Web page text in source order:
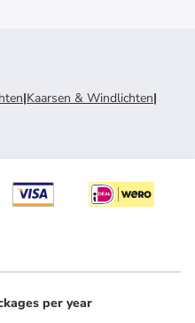
|Kaarsen & Windlichten|
per year